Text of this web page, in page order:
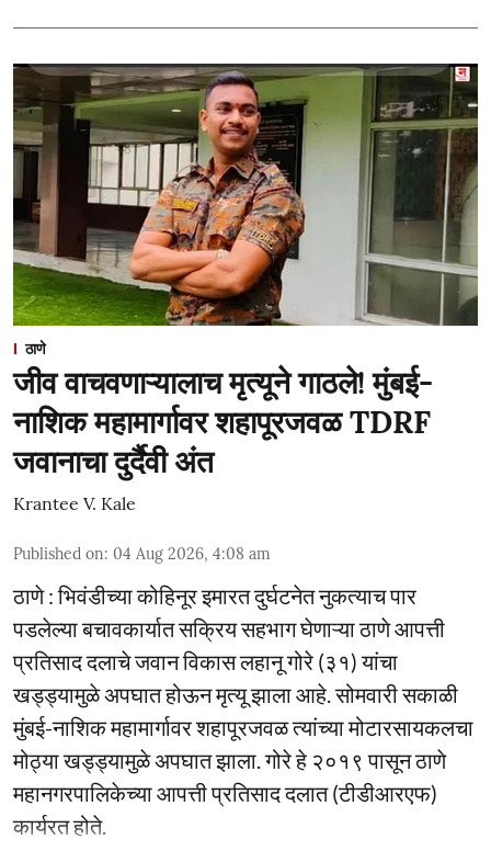
ठाणे
जीव वाचवणाऱ्यालाच मृत्यूने गाठले! मुंबई-
नाशिक महामार्गावर शहापूरजवळ TDRF
जवानाचा दुर्दैवी अंत
Krantee V. Kale
Published on: 04 Aug 2026, 4:08 am
ठाणे : भिवंडीच्या कोहिनूर इमारत दुर्घटनेत नुकत्याच पार
पडलेल्या बचावकार्यात सक्रिय सहभाग घेणाऱ्या ठाणे आपत्ती
प्रतिसाद दलाचे जवान विकास लहानू गोरे (३१) यांचा
खड्ड्यामुळे अपघात होऊन मृत्यू झाला आहे. सोमवारी सकाळी
मुंबई-नाशिक महामार्गावर शहापूरजवळ त्यांच्या मोटारसायकलचा
मोठ्या खड्ड्यामुळे अपघात झाला. गोरे हे २०१९ पासून ठाणे
महानगरपालिकेच्या आपत्ती प्रतिसाद दलात (टीडीआरएफ)
कार्यरत होते.